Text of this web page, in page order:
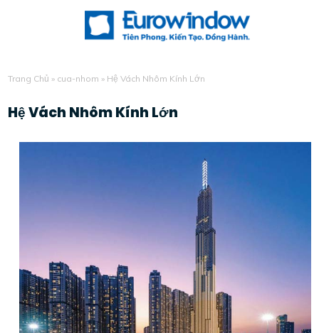
Trang Chủ » cua-nhom » Hệ Vách Nhôm Kính Lớn
Hệ Vách Nhôm Kính Lớn